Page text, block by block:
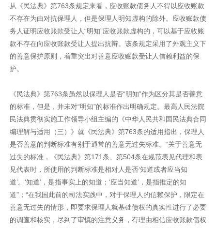
从《民法典》第763条规定来看，应收账款债务人不得以应收账款
不存在为由对抗保理人，但是保理人明知虚构的除外。应收账款债
务人证明应收账款受让人“明知”应收账款虚构的，可以基于应收账
款不存在向应收账款受让人提出抗辩。该条规定采用了外观主义下
的善意保护原则，着重突出对善意应收账款受让人信赖利益的保
护。
《民法典》第763条虽然以保理人是否“明知”作为区分其是否善意
的标准，但是，并未对“明知”的标准作出明确规定。最高人民法院
民法典贯彻实施工作领导小组主编的《中华人民共和国民法典合同
编理解与适用（三）》就《民法典》第763条的适用指出，保理人
是否善意的判断标准有别于通常的善意无过失标准。“关于善意无
过失的标准，《民法典》第171条、第504条在规范表见代理和表
见代表时，所使用的判断标准是相对人是否‘知道或者应当知
道’。‘知道’，是指事实上的知道；‘应当知道’，是指推定的知
道”；“在我国此前的司法实践中，对于保理人的信赖保护，限定在
善意无过失的情形，即要求保理人就基础债权的真实性进行了必要
的调查和核实，尽到了审慎的注意义务，有理由相信应收账款债权